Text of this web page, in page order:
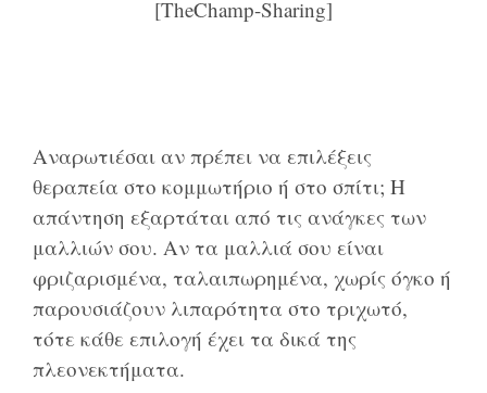
[TheChamp-Sharing]
Αναρωτιέσαι αν πρέπει να επιλέξεις
θεραπεία στο κομμωτήριο ή στο σπίτι; Η
απάντηση εξαρτάται από τις ανάγκες των
μαλλιών σου. Αν τα μαλλιά σου είναι
φριζαρισμένα, ταλαιπωρημένα, χωρίς όγκο ή
παρουσιάζουν λιπαρότητα στο τριχωτό,
τότε κάθε επιλογή έχει τα δικά της
πλεονεκτήματα.